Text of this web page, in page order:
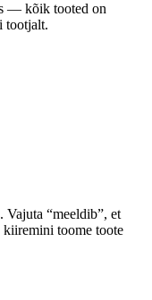
— kõik tooted on
tootjalt.
Vajuta “meeldib”, et
toome toote